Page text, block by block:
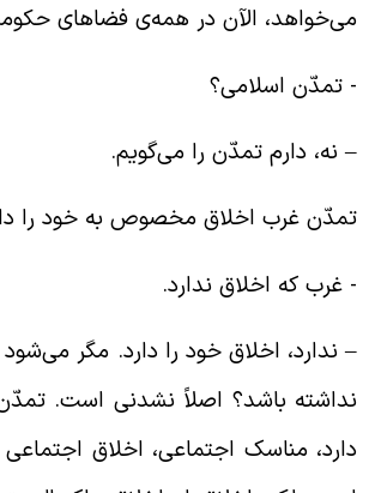
الآن در همه‌ی فضاهای
تمدّن اسلامی؟
نه، دارم تمدّن را می‌گویم.
غرب اخلاق مخصوص به خود را
غرب که اخلاق ندارد.
ندارد، اخلاق خود را دارد. مگر می‌شود
باشد؟ اصلاً نشدنی است.
مناسک اجتماعی، اخلاق اجتماعی